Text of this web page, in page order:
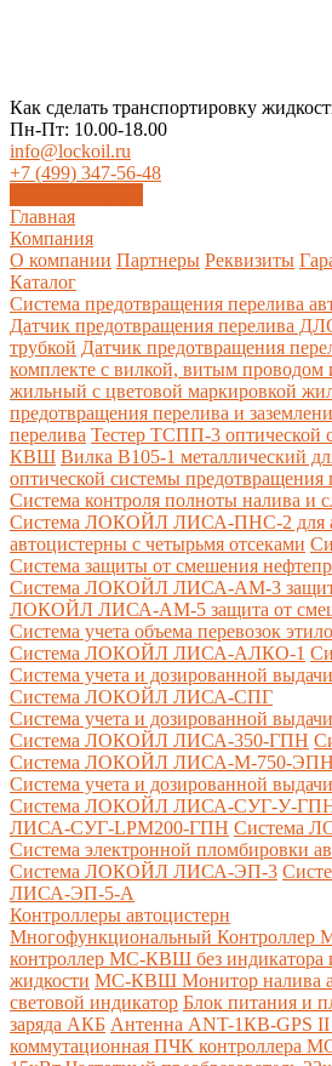
Как сделать транспортировку
Пн-Пт: 10.00-18.00
info@lockoil.ru
+7 (499) 347-56-48
Главная
Компания
О компании Партнеры Реквизиты
Каталог
Система предотвращения перелива
Датчик предотвращения перелива
трубкой Датчик предотвращения
комплекте с вилкой, витым проводом
жильный с цветовой маркировкой
предотвращения перелива и
перелива Тестер ТСПП-3 оптической
КВШ Вилка В105-1 металлический
оптической системы предотвращения
Cистема контроля полноты налива и
Система ЛОКОЙЛ ЛИСА-ПНС-2 для
автоцистерны с четырьмя отсеками
Система защиты от смешения
Система ЛОКОЙЛ ЛИСА-AM-3 защита
ЛОКОЙЛ ЛИСА-AM-5 защита от
Система учета объема перевозок
Система ЛОКОЙЛ ЛИСА-AЛКО-1
Система учета и дозированной
Система ЛОКОЙЛ ЛИСА-СПГ
Система учета и дозированной
Система ЛОКОЙЛ ЛИСА-350-ГПН
Система ЛОКОЙЛ ЛИСА-М-750-ЭПН
Система учета и дозированной
Система ЛОКОЙЛ ЛИСА-СУГ-У-
ЛИСА-СУГ-LPM200-ГПН Система
Система электронной пломбировки
Система ЛОКОЙЛ ЛИСА-ЭП-3
ЛИСА-ЭП-5-А
Контроллеры автоцистерн
Многофункциональный
контроллер МС-КВШ без индикатора
жидкости МС-КВШ Монитор налива
световой индикатор Блок питания и
заряда АКБ Антенна ANT-1КВ-GPS II
коммутационная ПЧК контроллера